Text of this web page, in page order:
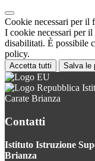
Cookie necessari per il
I cookie necessari per
disabilitati. È possibile
policy.
Accetta tutti Salva le
Carate Brianza
Contatti
Istituto Istruzione
Brianza